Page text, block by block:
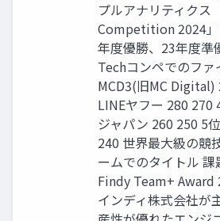
プルアナリティクス
Competition 2024
年度優勝、23年度準
Techコンペでのフ
MCD3(旧MC Digital)
LINEヤフー 280 270
ジャパン 260 250 5
240 世界最大級の競
ームでのタイトル
Findy Team+ Award
インディ株式会社が